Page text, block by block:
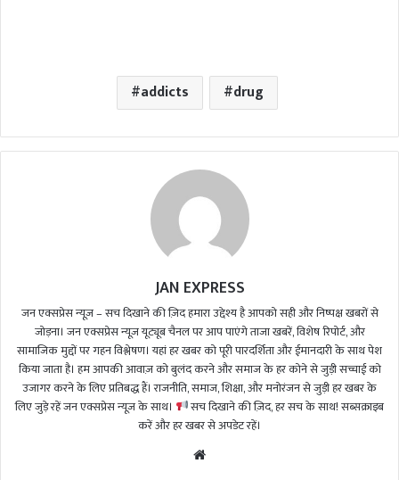
addicts drug
JAN EXPRESS
जन एक्सप्रेस न्यूज़ – सच दिखाने की ज़िद हमारा उद्देश्य है आपको सही और निष्पक्ष खबरों से
जोड़ना। जन एक्सप्रेस न्यूज़ यूट्यूब चैनल पर आप पाएंगे ताजा खबरें, विशेष रिपोर्ट, और
सामाजिक मुद्दों पर गहन विश्लेषण। यहां हर खबर को पूरी पारदर्शिता और ईमानदारी के साथ पेश
किया जाता है। हम आपकी आवाज़ को बुलंद करने और समाज के हर कोने से जुड़ी सच्चाई को
उजागर करने के लिए प्रतिबद्ध हैं। राजनीति, समाज, शिक्षा, और मनोरंजन से जुड़ी हर खबर के
लिए जुड़े रहें जन एक्सप्रेस न्यूज़ के साथ।
सच दिखाने की ज़िद, हर सच के साथ! सब्सक्राइब
करें और हर खबर से अपडेट रहें।